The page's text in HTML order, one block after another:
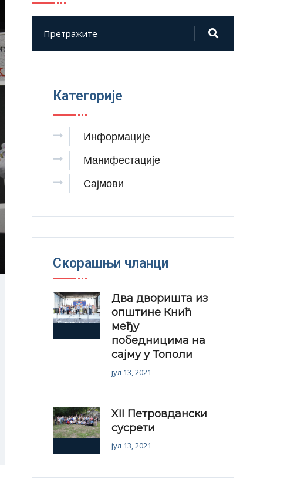
Категорије
Информације
Манифестације
Сајмови
Скорашњи чланци
Два дворишта из
општине Кнић
међу
победницима на
сајму у Тополи
јул 13, 2021
XII Петровдански
сусрети
јул 13, 2021